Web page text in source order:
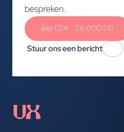
bespreken.
Bel 024 - 26 000 00
Stuur ons een bericht